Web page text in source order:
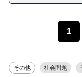
1
その他 社会問題